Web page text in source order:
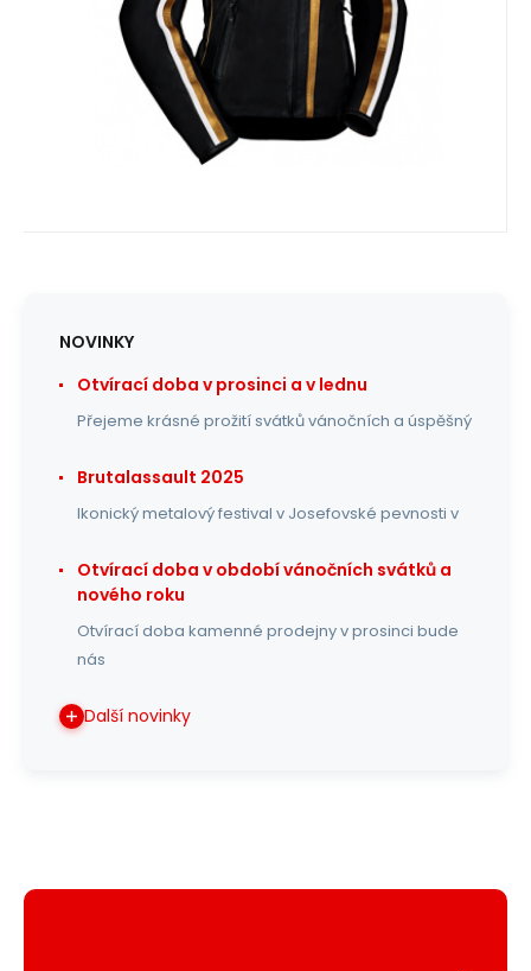
NOVINKY
Otvírací doba v prosinci a v lednu
Přejeme krásné prožití svátků vánočních a úspěšný
Brutalassault 2025
Ikonický metalový festival v Josefovské pevnosti v
Otvírací doba v období vánočních svátků a
nového roku
Otvírací doba kamenné prodejny v prosinci bude
nás
Další novinky